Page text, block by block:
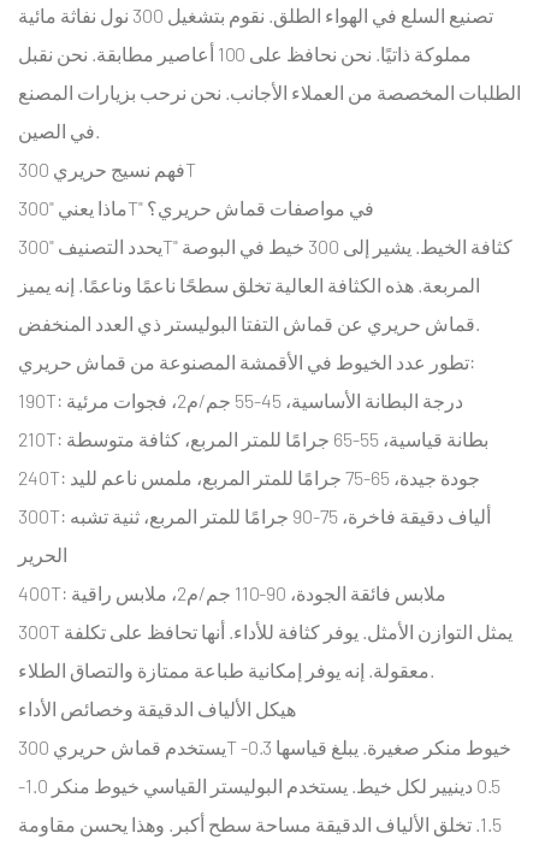
هيكل
الألياف
الدقيقة
الأداء
2
قماش
حريري
لتصنيع
2.1
تقييمات
مقاومة
للماء
ومتانة
2.2
مقاومة
للأشعة
فوق
البنفسجية
في
الهواء
الطلق
تصنيع السلع في الهواء الطلق. نقوم بتشغيل 300 نول نفاثة مائية
مملوكة ذاتيًا. نحن نحافظ على 100 أعاصير مطابقة. نحن نقبل
الطلبات المخصصة من العملاء الأجانب. نحن نرحب بزيارات المصنع
في الصين.
فهم نسيج حريري 300T
ماذا يعني "300T" في مواصفات قماش حريري؟
يحدد التصنيف "300T" كثافة الخيط. يشير إلى 300 خيط في البوصة
المربعة. هذه الكثافة العالية تخلق سطحًا ناعمًا وناعمًا. إنه يميز
قماش حريري عن قماش التفتا البوليستر ذي العدد المنخفض.
تطور عدد الخيوط في الأقمشة المصنوعة من قماش حريري:
190T: درجة البطانة الأساسية، 45-55 جم/م2، فجوات مرئية
210T: بطانة قياسية، 55-65 جرامًا للمتر المربع، كثافة متوسطة
240T: جودة جيدة، 65-75 جرامًا للمتر المربع، ملمس ناعم لليد
300T: ألياف دقيقة فاخرة، 75-90 جرامًا للمتر المربع، ثنية تشبه
الحرير
400T: ملابس فائقة الجودة، 90-110 جم/م2، ملابس راقية
300T يمثل التوازن الأمثل. يوفر كثافة للأداء. أنها تحافظ على تكلفة
معقولة. إنه يوفر إمكانية طباعة ممتازة والتصاق الطلاء.
هيكل الألياف الدقيقة وخصائص الأداء
يستخدم قماش حريري 300T خيوط منكر صغيرة. يبلغ قياسها 0.3-
0.5 دينيير لكل خيط. يستخدم البوليستر القياسي خيوط منكر 1.0-
1.5. تخلق الألياف الدقيقة مساحة سطح أكبر. وهذا يحسن مقاومة